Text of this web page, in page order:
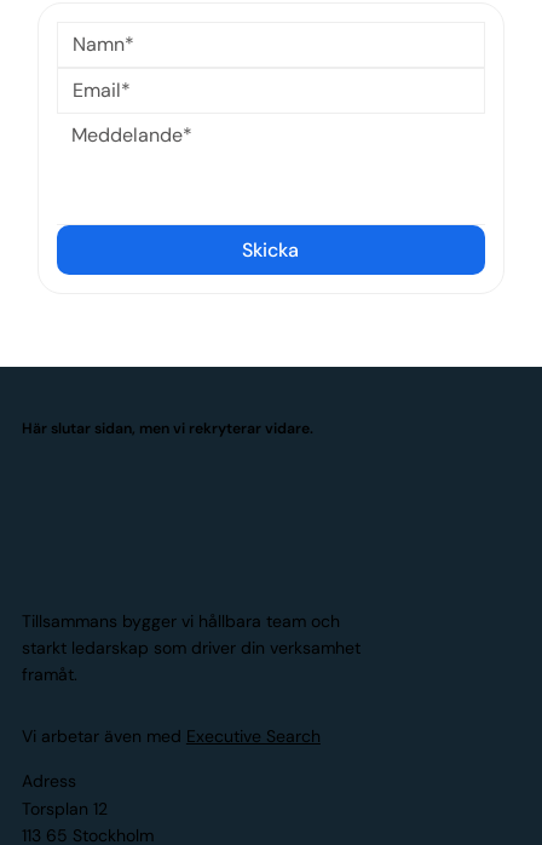
Skicka
Här slutar sidan, men vi rekryterar vidare.
Tillsammans bygger vi hållbara team och
starkt ledarskap som driver din verksamhet
framåt.
Vi arbetar även med Executive Search
Adress
Torsplan 12
113 65 Stockholm